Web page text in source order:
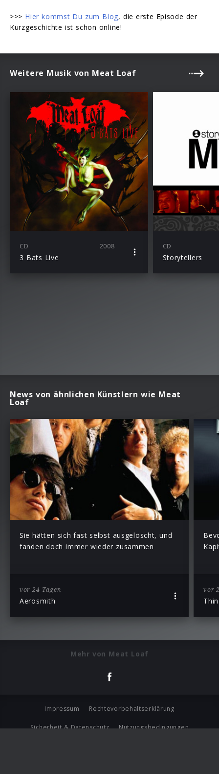
>>> Hier kommst Du zum Blog, die erste Episode der
Kurzgeschichte ist schon online!
Weitere Musik von Meat Loaf
CD 2008
3 Bats Live
CD
Storytellers
News von ähnlichen Künstlern wie Meat
Loaf
Sie hätten sich fast selbst ausgelöscht, und
fanden doch immer wieder zusammen
vor 24 Tagen
Aerosmith
vor
Mehr von Meat Loaf
Impressum Rechtevorbehaltserklärung
Sicherheit & Datenschutz Nutzungsbedingungen